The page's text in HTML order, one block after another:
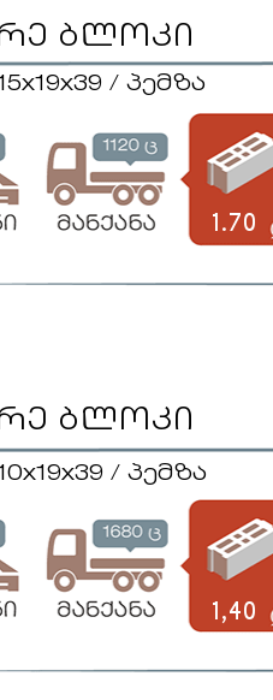
/ პემზა
/ პემზა
ბლოკი
ბლოკი
1.70
1,40